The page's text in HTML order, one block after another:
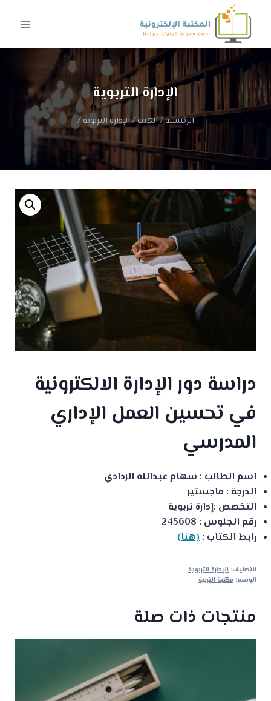
المحتوى
الإدارة التربوية
الرئيسية/الكتب/الإدارة التربوية/
دراسة دور الإدارة الالكترونية
في تحسين العمل الإداري
المدرسي
اسم الطالب : سهام عبدالله الردادي
الدرجة : ماجستير
التخصص :إدارة تربوية
رقم الجلوس : 245608
رابط الكتاب : (هنا)
التصنيف: الإدارة التربوية
الوسم: مكتبة التربية
منتجات ذات صلة